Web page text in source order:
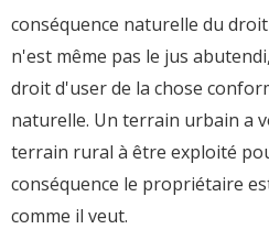
conséquence naturelle du
n'est même pas le jus
droit d'user de la chose
naturelle. Un terrain urbain a
terrain rural à être exploité
conséquence le propriétaire
comme il veut.